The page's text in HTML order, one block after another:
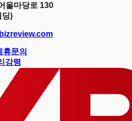
울마당로 130
딩)
휴문의
강령